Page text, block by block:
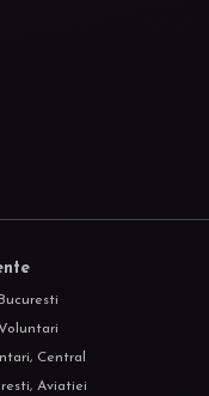
Central
Aviatiei